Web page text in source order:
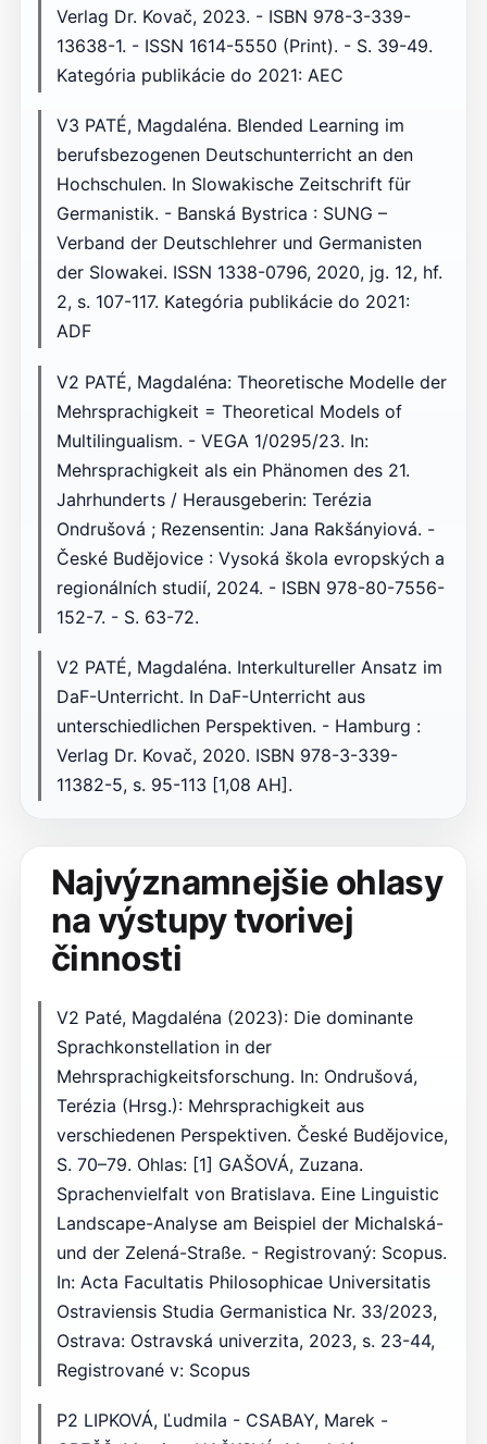
Verlag Dr. Kovač, 2023. - ISBN 978-3-339-
13638-1. - ISSN 1614-5550 (Print). - S. 39-49.
Kategória publikácie do 2021: AEC
V3 PATÉ, Magdaléna. Blended Learning im
berufsbezogenen Deutschunterricht an den
Hochschulen. In Slowakische Zeitschrift für
Germanistik. - Banská Bystrica : SUNG –
Verband der Deutschlehrer und Germanisten
der Slowakei. ISSN 1338-0796, 2020, jg. 12, hf.
2, s. 107-117. Kategória publikácie do 2021:
ADF
V2 PATÉ, Magdaléna: Theoretische Modelle der
Mehrsprachigkeit = Theoretical Models of
Multilingualism. - VEGA 1/0295/23. In:
Mehrsprachigkeit als ein Phänomen des 21.
Jahrhunderts / Herausgeberin: Terézia
Ondrušová ; Rezensentin: Jana Rakšányiová. -
České Budějovice : Vysoká škola evropských a
regionálních studií, 2024. - ISBN 978-80-7556-
152-7. - S. 63-72.
V2 PATÉ, Magdaléna. Interkultureller Ansatz im
DaF-Unterricht. In DaF-Unterricht aus
unterschiedlichen Perspektiven. - Hamburg :
Verlag Dr. Kovač, 2020. ISBN 978-3-339-
11382-5, s. 95-113 [1,08 AH].
Najvýznamnejšie ohlasy
na výstupy tvorivej
činnosti
V2 Paté, Magdaléna (2023): Die dominante
Sprachkonstellation in der
Mehrsprachigkeitsforschung. In: Ondrušová,
Terézia (Hrsg.): Mehrsprachigkeit aus
verschiedenen Perspektiven. České Budějovice,
S. 70–79. Ohlas: [1] GAŠOVÁ, Zuzana.
Sprachenvielfalt von Bratislava. Eine Linguistic
Landscape-Analyse am Beispiel der Michalská-
und der Zelená-Straße. - Registrovaný: Scopus.
In: Acta Facultatis Philosophicae Universitatis
Ostraviensis Studia Germanistica Nr. 33/2023,
Ostrava: Ostravská univerzita, 2023, s. 23-44,
Registrované v: Scopus
P2 LIPKOVÁ, Ľudmila - CSABAY, Marek -